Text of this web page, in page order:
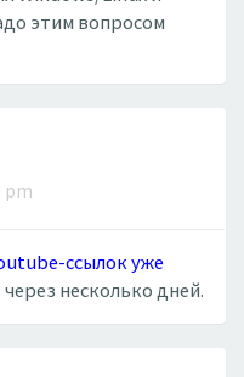
этим вопросом
pm
ссылок уже
несколько дней.